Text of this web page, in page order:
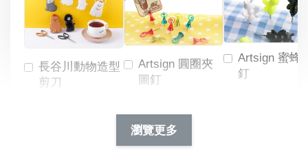
長谷川動物造型
剪刀
Artsign 圓圈夾
圖釘
NT$ 19.00
NT$ 66.00
Artsign 蜜蜂
釘
瀏覽更多